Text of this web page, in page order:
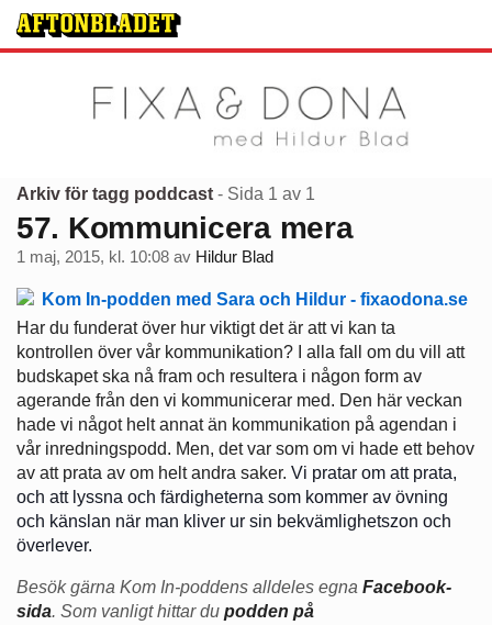
Arkiv för tagg poddcast - Sida 1 av 1
57. Kommunicera mera
1 maj, 2015, kl. 10:08 av Hildur Blad
Har du funderat över hur viktigt det är att vi kan ta
kontrollen över vår kommunikation? I alla fall om du vill att
budskapet ska nå fram och resultera i någon form av
agerande från den vi kommunicerar med. Den här veckan
hade vi något helt annat än kommunikation på agendan i
vår inredningspodd. Men, det var som om vi hade ett behov
av att prata av om helt andra saker. Vi pratar om att prata,
och att lyssna och färdigheterna som kommer av övning
och känslan när man kliver ur sin bekvämlighetszon och
överlever.
Besök gärna Kom In-poddens alldeles egna Facebook-
sida. Som vanligt hittar du podden på